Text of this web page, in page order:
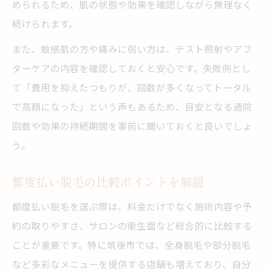
められるため、肌の状態や効果を確認しながら無理なく
続けられます。
また、敏感肌の方や痛みに弱い方は、テスト照射やアフ
ターケアの内容を確認しておくと安心です。失敗例とし
て「費用を抑えたつもりが、回数が多くなってトータル
で高額になった」という声もあるため、目安となる通院
回数や効果の持続期間を事前に聞いておくと良いでしょ
う。
都度払い脱毛の比較ポイントを解説
都度払い脱毛を選ぶ際は、料金だけでなく施術内容や予
約の取りやすさ、サロンの衛生面など総合的に比較する
ことが重要です。特に筑後市では、全身脱毛や部分脱毛
など多彩なメニューを提供する店舗も増えており、自分